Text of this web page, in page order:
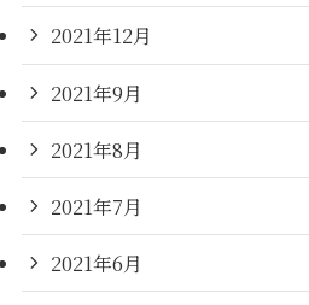
2021年12月
2021年9月
2021年8月
2021年7月
2021年6月